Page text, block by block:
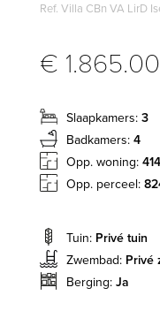
Ref. Villa CBn VA LirD
€
Slaapkamers: 3
Badkamers: 4
Opp. woning:
Opp. perceel:
Tuin: Privé tuin
Zwembad: Privé
Berging: Ja